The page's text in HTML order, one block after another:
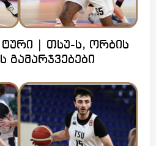
ტური | თსუ-ს, ორბის
გამარჯვებები